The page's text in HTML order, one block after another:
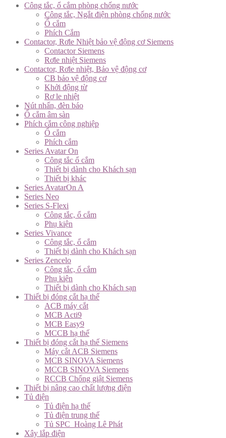
Công tắc, ổ cắm phòng chống nước
Công tắc, Ngắt điện phòng chống nước
Ổ cắm
Phích Cắm
Contactor, Rơle Nhiệt bảo vệ động cơ Siemens
Contactor Siemens
Rơle nhiệt Siemens
Contactor, Rơle nhiệt, Bảo vệ động cơ
CB bảo vệ động cơ
Khởi động từ
Rơ le nhiệt
Nút nhấn, đèn báo
Ổ cắm âm sàn
Phích cắm công nghiệp
Ổ cắm
Phích cắm
Series Avatar On
Công tắc ổ cắm
Thiết bị dành cho Khách sạn
Thiết bị khác
Series AvatarOn A
Series Neo
Series S-Flexi
Công tắc, ổ cắm
Phụ kiện
Series Vivance
Công tắc, ổ cắm
Thiết bị dành cho Khách sạn
Series Zencelo
Công tắc, ổ cắm
Phụ kiện
Thiết bị dành cho Khách sạn
Thiết bị đóng cắt hạ thế
ACB máy cắt
MCB Acti9
MCB Easy9
MCCB hạ thế
Thiết bị đóng cắt hạ thế Siemens
Máy cắt ACB Siemens
MCB SINOVA Siemens
MCCB SINOVA Siemens
RCCB Chống giật Siemens
Thiết bị nâng cao chất lượng điện
Tủ điện
Tủ điện hạ thế
Tủ điện trung thế
Tủ SPC_Hoàng Lê Phát
Xây lắp điện